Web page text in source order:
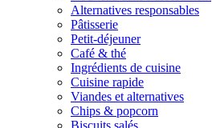
Alternatives responsables
Pâtisserie
Petit-déjeuner
Café & thé
Ingrédients de cuisine
Cuisine rapide
Viandes et alternatives
Chips & popcorn
Biscuits salés